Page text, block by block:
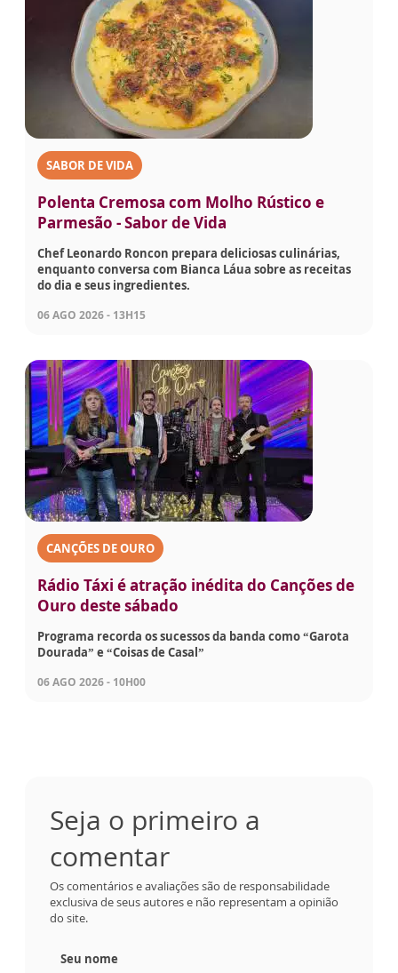
SABOR DE VIDA
Polenta Cremosa com Molho Rústico e
Parmesão - Sabor de Vida
Chef Leonardo Roncon prepara deliciosas culinárias,
enquanto conversa com Bianca Láua sobre as receitas
do dia e seus ingredientes.
06 AGO 2026 - 13H15
CANÇÕES DE OURO
Rádio Táxi é atração inédita do Canções de
Ouro deste sábado
Programa recorda os sucessos da banda como “Garota
Dourada” e “Coisas de Casal”
06 AGO 2026 - 10H00
Seja o primeiro a
comentar
Os comentários e avaliações são de responsabilidade
exclusiva de seus autores e não representam a opinião
do site.
Seu nome